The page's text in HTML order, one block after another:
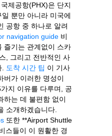
제공항(PHX)은 단지
뿐만 아니라 미국에
공항 중 하나로 알려
navigation guide 비
즐기는 관계없이 스카
, 그리고 전반적인 사
도착 시간 팁 이 기사
버가 이러한 명성이
지 이유를 다루며, 공
하는 데 불편함 없이
소개하겠습니다.
또한 **Airport Shuttle
스들이 이 원활한 경